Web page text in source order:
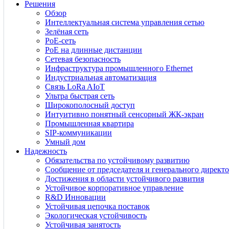
Решения
Обзор
Интеллектуальная система управления сетью
Зелёная сеть
PoE-сеть
PoE на длинные дистанции
Сетевая безопасность
Инфраструктура промышленного Ethernet
Индустриальная автоматизация
Связь LoRa AIoT
Ультра быстрая сеть
Широкополосный доступ
Интуитивно понятный сенсорный ЖК-экран
Промышленная квартира
SIP-коммуникации
Умный дом
Надежность
Обязательства по устойчивому развитию
Сообщение от председателя и генерального
Достижения в области устойчивого развития
Устойчивое корпоративное управление
R&D Инновации
Устойчивая цепочка поставок
Экологическая устойчивость
Устойчивая занятость